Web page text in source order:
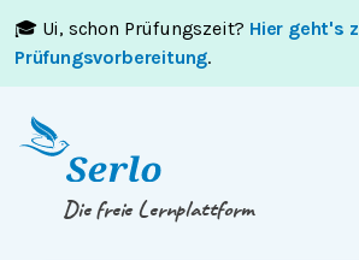
🎓 Ui, schon Prüfungszeit? Hier geht's
Prüfungsvorbereitung.
Springe zumInhaltoderFooter
Die freie Lernplattform